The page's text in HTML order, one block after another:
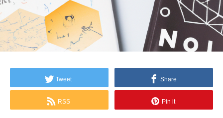
Tweet Share
RSS Pin it